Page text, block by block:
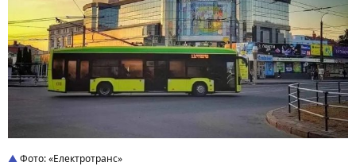
Фото: «Електротранс»